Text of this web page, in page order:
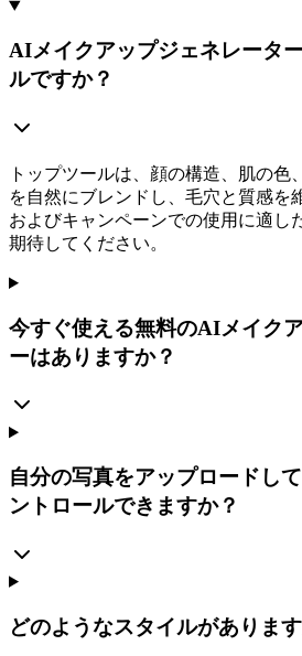
AIメイクアップジェネレータ
ルですか？
トップツールは、顔の構造、肌の色
を自然にブレンドし、毛穴と質感を
およびキャンペーンでの使用に適し
期待してください。
今すぐ使える無料のAIメイク
ーはありますか？
自分の写真をアップロードし
ントロールできますか？
どのようなスタイルがありま